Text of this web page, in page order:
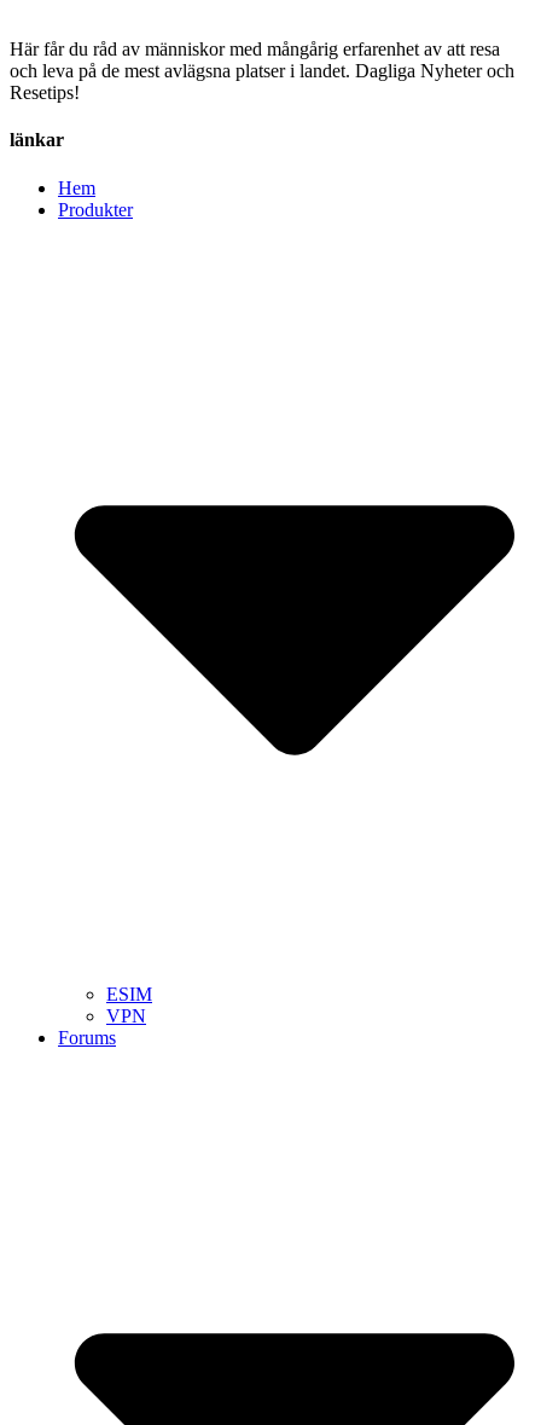
Här får du råd av människor med mångårig erfarenhet av att resa
och leva på de mest avlägsna platser i landet. Dagliga Nyheter och
Resetips!
länkar
Hem
Produkter
ESIM
VPN
Forums